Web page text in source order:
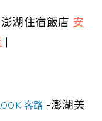
湖住宿飯店 安
|
客路 -澎湖美